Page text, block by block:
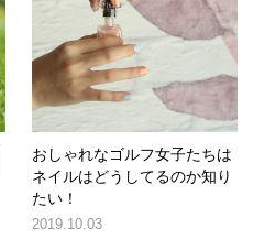
おしゃれなゴルフ女子たちは
ネイルはどうしてるのか知り
たい！
2019.10.03